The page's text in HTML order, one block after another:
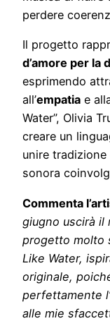
perdere
Il progetto
d’amore per la
esprimendo
all’empatia e
Water”, Olivia
creare un
unire tradizione
sonora
Commenta
giugno uscirà il
progetto molto
Like Water,
originale,
perfettamente
alle mie